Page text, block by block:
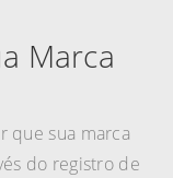
Marca
que sua marca
do registro de